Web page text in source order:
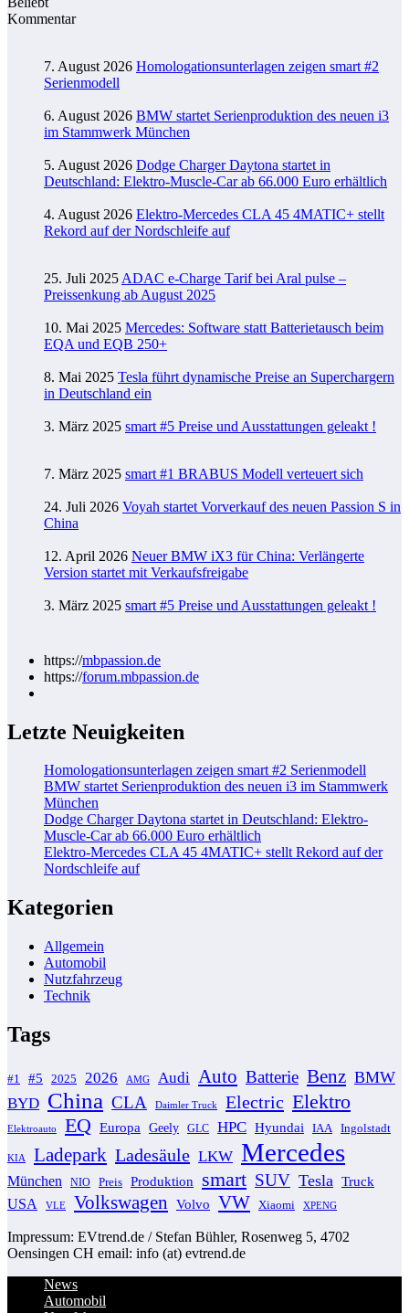
Kommentar
7. August 2026 Homologationsunterlagen zeigen smart #2
Serienmodell
6. August 2026 BMW startet Serienproduktion des neuen i3
im Stammwerk München
5. August 2026 Dodge Charger Daytona startet in
Deutschland: Elektro-Muscle-Car ab 66.000 Euro erhältlich
4. August 2026 Elektro-Mercedes CLA 45 4MATIC+ stellt
Rekord auf der Nordschleife auf
25. Juli 2025 ADAC e-Charge Tarif bei Aral pulse –
Preissenkung ab August 2025
10. Mai 2025 Mercedes: Software statt Batterietausch beim
EQA und EQB 250+
8. Mai 2025 Tesla führt dynamische Preise an Superchargern
in Deutschland ein
3. März 2025 smart #5 Preise und Ausstattungen geleakt !
7. März 2025 smart #1 BRABUS Modell verteuert sich
24. Juli 2026 Voyah startet Vorverkauf des neuen Passion S in
China
12. April 2026 Neuer BMW iX3 für China: Verlängerte
Version startet mit Verkaufsfreigabe
3. März 2025 smart #5 Preise und Ausstattungen geleakt !
https://mbpassion.de
https://forum.mbpassion.de
Letzte Neuigkeiten
Homologationsunterlagen zeigen smart #2 Serienmodell
BMW startet Serienproduktion des neuen i3 im Stammwerk
München
Dodge Charger Daytona startet in Deutschland: Elektro-
Muscle-Car ab 66.000 Euro erhältlich
Elektro-Mercedes CLA 45 4MATIC+ stellt Rekord auf der
Nordschleife auf
Kategorien
Allgemein
Automobil
Nutzfahrzeug
Technik
Tags
#1 #5 2025 2026 AMG Audi Auto Batterie Benz BMW
BYD China CLA Daimler Truck Electric Elektro
Elektroauto EQ Europa Geely GLC HPC Hyundai IAA Ingolstadt
KIA Ladepark Ladesäule LKW Mercedes
München NIO Preis Produktion smart SUV Tesla Truck
USA VLE Volkswagen Volvo VW Xiaomi XPENG
Impressum: EVtrend.de / Stefan Bühler, Rosenweg 5, 4702
Oensingen CH email: info (at) evtrend.de
News
Automobil